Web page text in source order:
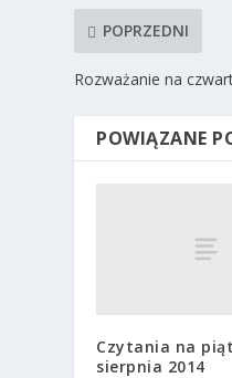
POPRZEDNI
Rozważanie na
POWIĄZANE
Czytania na
sierpnia 2014